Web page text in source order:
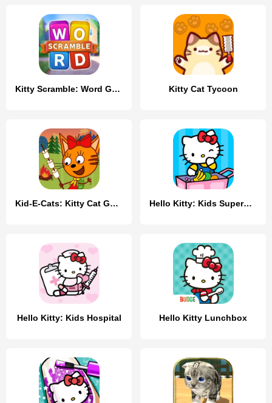
Kitty Scramble: Word Game Kitty Cat Tycoon
Kid-E-Cats: Kitty Cat Games! Hello Kitty: Kids Supermarket
Hello Kitty: Kids Hospital Hello Kitty Lunchbox